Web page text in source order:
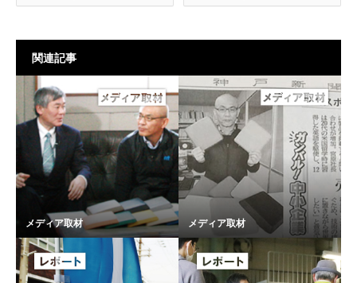
関連記事
メディア取材 メディア取材